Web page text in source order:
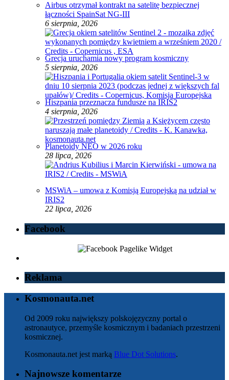
Airbus otrzymał kontrakt na satelitę bezpiecznej
łączności SpainSat NG-III
6 sierpnia, 2026
Grecja uruchamia nowy program kosmiczny
5 sierpnia, 2026
Hiszpania przeznacza fundusze na IRIS2
4 sierpnia, 2026
Planetoidy NEO w 2026 roku
28 lipca, 2026
MSWiA – umowa z Komisją Europejską na udział w
IRIS2
22 lipca, 2026
Facebook
Reklama
Kosmonauta.net
Od 2009 roku największy polskojęzyczny portal o
astronautyce, przemyśle kosmicznym i badaniach przestrzeni
kosmicznej.
Kosmonauta.net jest marką Blue Dot Solutions.
Najnowsze komentarze